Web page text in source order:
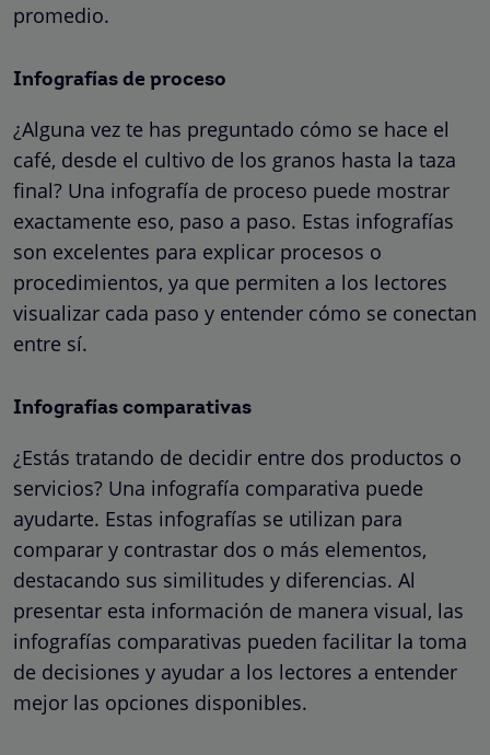
promedio.
Infografías de proceso
¿Alguna vez te has preguntado cómo se hace el
café, desde el cultivo de los granos hasta la taza
final? Una infografía de proceso puede mostrar
exactamente eso, paso a paso. Estas infografías
son excelentes para explicar procesos o
procedimientos, ya que permiten a los lectores
visualizar cada paso y entender cómo se conectan
entre sí.
Infografías comparativas
¿Estás tratando de decidir entre dos productos o
servicios? Una infografía comparativa puede
ayudarte. Estas infografías se utilizan para
comparar y contrastar dos o más elementos,
destacando sus similitudes y diferencias. Al
presentar esta información de manera visual, las
infografías comparativas pueden facilitar la toma
de decisiones y ayudar a los lectores a entender
mejor las opciones disponibles.